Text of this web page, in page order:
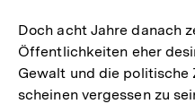
Doch acht Jahre danach
Öffentlichkeiten eher
Gewalt und die
scheinen vergessen zu